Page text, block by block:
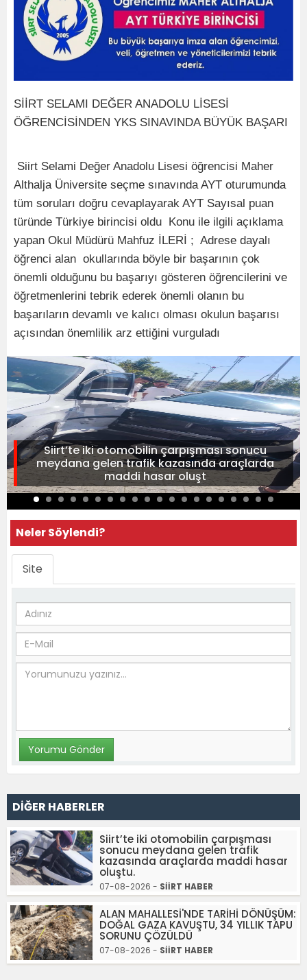
SİİRT SELAMI DEĞER ANADOLU LİSESİ
ÖĞRENCİSİNDEN YKS SINAVINDA BÜYÜK BAŞARI
Siirt Selami Değer Anadolu Lisesi öğrencisi Maher
Althalja Üniversite seçme sınavında AYT oturumunda
tüm soruları doğru cevaplayarak AYT Sayısal puan
türünde Türkiye birincisi oldu Konu ile ilgili açıklama
yapan Okul Müdürü Mahfuz İLERİ ; Adrese dayalı
öğrenci alan okullarında böyle bir başarının çok
önemli olduğunu bu başarıyı gösteren öğrencilerini ve
öğretmenlerini tebrik ederek önemli olanın bu
başarıların devamlı ve kalıcı olması okulun başarısı
açısından önemlilik arz ettiğini vurguladı
Siirt’te iki otomobilin çarpışması sonucu
meydana gelen trafik kazasında araçlarda
maddi hasar oluşt
Neler Söylendi?
Site
DİĞER HABERLER
Siirt’te iki otomobilin çarpışması
sonucu meydana gelen trafik
kazasında araçlarda maddi hasar
oluştu.
07-08-2026 - SİİRT HABER
ALAN MAHALLESİ'NDE TARİHİ DÖNÜŞÜM:
DOĞAL GAZA KAVUŞTU, 34 YILLIK TAPU
SORUNU ÇÖZÜLDÜ
07-08-2026 - SİİRT HABER